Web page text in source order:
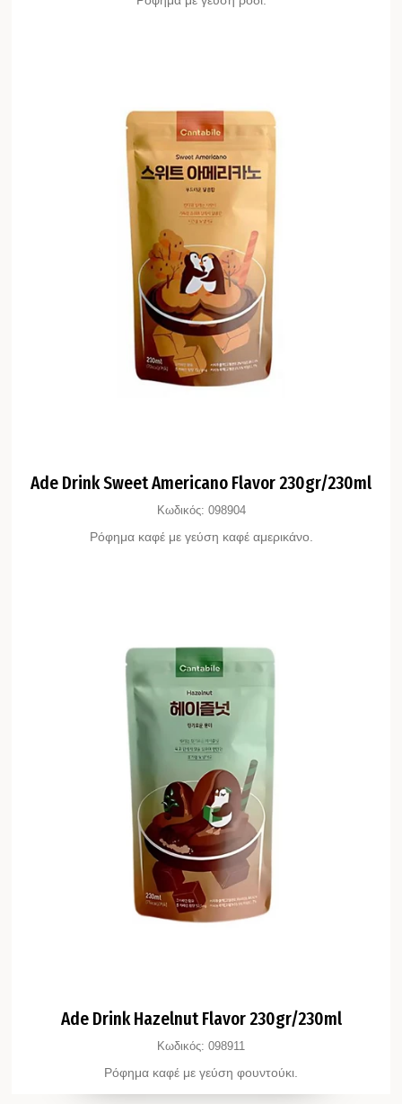
Ade Drink Sweet Americano Flavor 230gr/230ml
Κωδικός: 098904
Ρόφημα καφέ με γεύση καφέ αμερικάνο.
Ade Drink Hazelnut Flavor 230gr/230ml
Κωδικός: 098911
Ρόφημα καφέ με γεύση φουντούκι.